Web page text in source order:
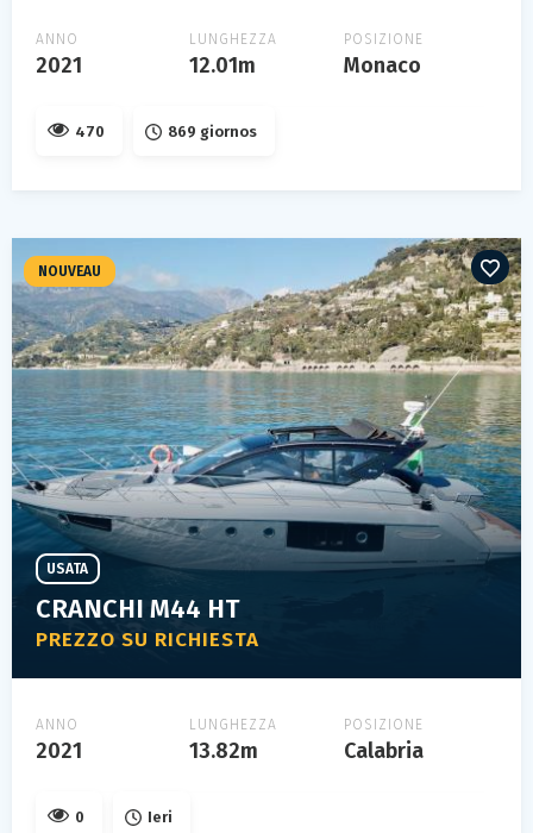
ANNO
2021
LUNGHEZZA
12.01m
POSIZIONE
Monaco
470 869 giornos
CRANCHI M44 HT
PREZZO SU RICHIESTA
USATA
ANNO
2021
LUNGHEZZA
13.82m
POSIZIONE
Calabria
NOUVEAU
0 Ieri